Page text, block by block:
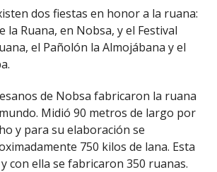
dos fiestas en honor a la ruana:
la Ruana, en Nobsa, y el Festival
el Pañolón la Almojábana y el
de Nobsa fabricaron la ruana
Midió 90 metros de largo por
y para su elaboración se
750 kilos de lana. Esta
con ella se fabricaron 350 ruanas.